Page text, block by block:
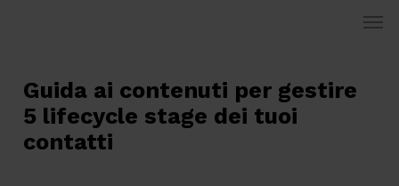
content
Guida ai contenuti per gestire
5 lifecycle stage dei tuoi
contatti